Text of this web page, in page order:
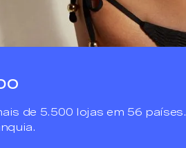
de 5.500 lojas em 56 países.